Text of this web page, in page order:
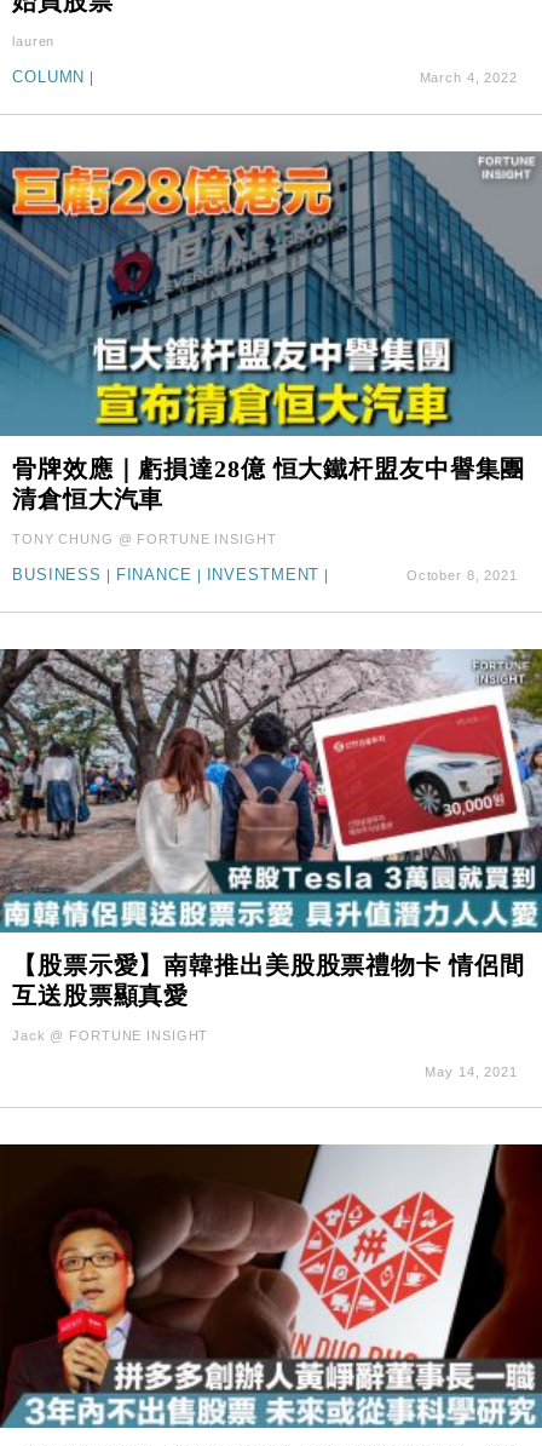
lauren
COLUMN | March 4, 2022
骨牌效應｜虧損達28億 恒大鐵杆盟友中譽集團
清倉恒大汽車
TONY CHUNG @ FORTUNE INSIGHT
BUSINESS | FINANCE | INVESTMENT | October 8, 2021
【股票示愛】南韓推出美股股票禮物卡 情侶間
互送股票顯真愛
Jack @ FORTUNE INSIGHT
May 14, 2021